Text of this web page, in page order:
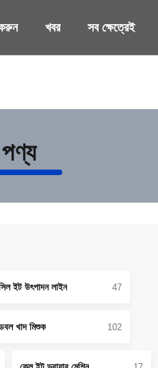
খবর সব ক্ষেত্রেই
ইট উৎপাদন লাইন 47
খাদ মিশুক 102